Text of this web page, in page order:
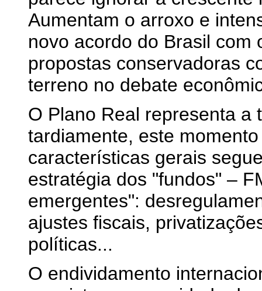
Aumentam o arroxo e
novo acordo do Brasil com
propostas conservadoras
terreno no debate
O Plano Real representa a
tardiamente, este
características gerais
estratégia dos "fundos" –
emergentes":
ajustes fiscais,
políticas...
O endividamento